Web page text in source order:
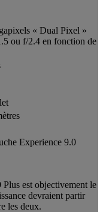
« Dual Pixel »
ou f/2.4 en fonction de
Experience 9.0
est objectivement le
devraient partir
les deux.